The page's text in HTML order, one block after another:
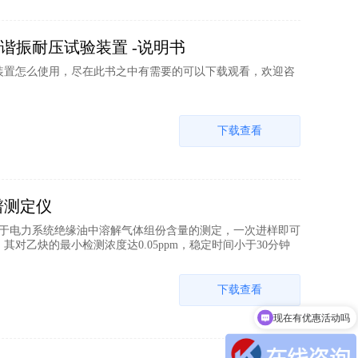
振耐压试验装置 -说明书
怎么使用，尽在此书之中有需要的可以下载观看，欢迎咨
下载查看
测定仪
电力系统绝缘油中溶解气体组份含量的测定，一次进样即可
对乙炔的最小检测浓度达0.05ppm，稳定时间小于30分钟
下载查看
现在有优惠活动吗